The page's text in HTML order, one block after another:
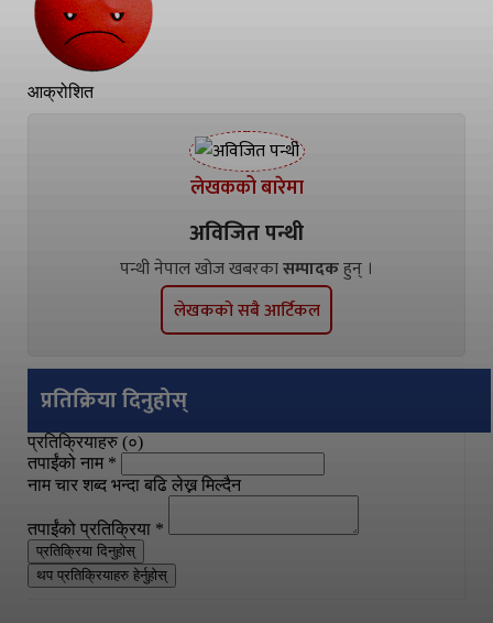
आक्रोशित
लेखकको बारेमा
अविजित पन्थी
पन्थी नेपाल खोज खबरकासम्पादकहुन् ।
लेखकको सबै आर्टिकल
प्रतिक्रिया दिनुहोस्
प्रतिक्रियाहरु (०)
तपाईंको नाम *
नाम चार शब्द भन्दा बढि लेख्न मिल्दैन
तपाईंको प्रतिक्रिया *
प्रतिक्रिया दिनुहोस्
थप प्रतिक्रियाहरु हेर्नुहोस्